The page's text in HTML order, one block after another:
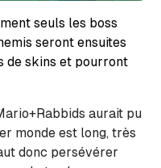
seuls les boss
seront ensuites
de skins et pourront
aurait pu
monde est long, très
donc persévérer